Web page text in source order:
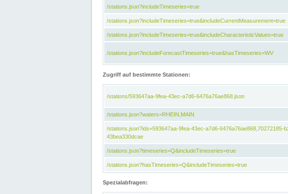
/stations.json?includeTimeseries=true
/stations.json?includeTimeseries=true&includeCurrentMeasurement=true
/stations.json?includeTimeseries=true&includeCharacteristicValues=true
/stations.json?includeForecastTimeseries=true&hasTimeseries=WV
Zugriff auf bestimmte Stationen:
/stations/593647aa-9fea-43ec-a7d6-6476a76ae868.json
/stations.json?waters=RHEIN,MAIN
/stations.json?ids=593647aa-9fea-43ec-a7d6-6476a76ae868,70272185-
43bea330dcae
/stations.json?timeseries=Q&includeTimeseries=true
/stations.json?hasTimeseries=Q&includeTimeseries=true
Spezialabfragen: